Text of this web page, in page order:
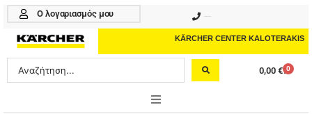
Μετάβαση
περιεχόμενο
Ο λογαριασμός μου
KÄRCHER CENTER KALOTERAKIS
Search
...
0,00 € 0
Cart